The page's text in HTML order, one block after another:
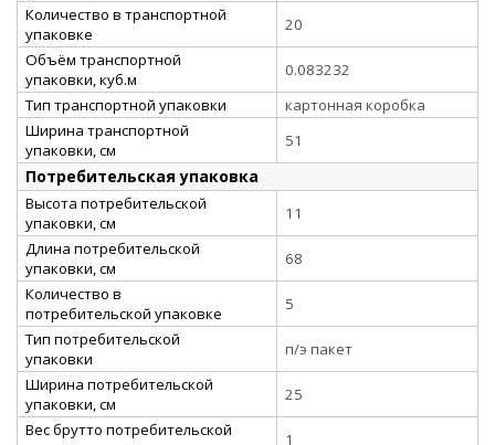
Количество в транспортной
упаковке
20
Объём транспортной
упаковки, куб.м
0.083232
Тип транспортной упаковки
картонная коробка
Ширина транспортной
упаковки, см
51
Потребительская упаковка
Высота потребительской
упаковки, см
11
Длина потребительской
упаковки, см
68
Количество в
потребительской упаковке
5
Тип потребительской
упаковки
п/э пакет
Ширина потребительской
упаковки, см
25
Вес брутто потребительской
1